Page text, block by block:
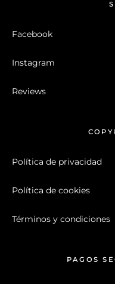
Facebook
Instagram
Reviews
Política de privacidad
Política de cookies
Términos y condiciones
PAGOS